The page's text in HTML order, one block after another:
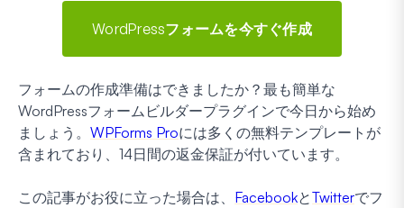
WordPressフォームを今すぐ作成
フォームの作成準備はできましたか？最も簡単な
WordPressフォームビルダープラグインで今日から始め
ましょう。 WPForms Proには多くの無料テンプレートが
含まれており、14日間の返金保証が付いています。
この記事がお役に立った場合は、 FacebookとTwitterでフ